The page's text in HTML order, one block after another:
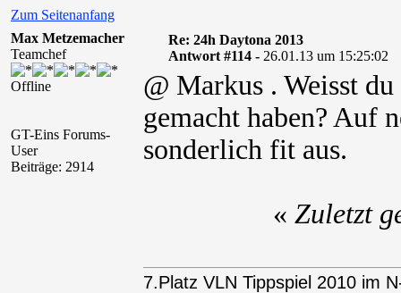
Zum Seitenanfang
Max Metzemacher
Teamchef
Offline
GT-Eins Forums-
User
Beiträge: 2914
Re: 24h Daytona 2013
Antwort #114 - 26.01.13 um 15:25:02
@ Markus . Weisst
gemacht haben? Auf
sonderlich fit aus.
« Zuletzt
7.Platz VLN Tippspiel 2010 im